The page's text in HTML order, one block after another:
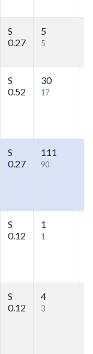
S
0.27
5
5
S
0.52
30
17
S
0.27
111
90
S
0.12
1
1
S
0.12
4
3